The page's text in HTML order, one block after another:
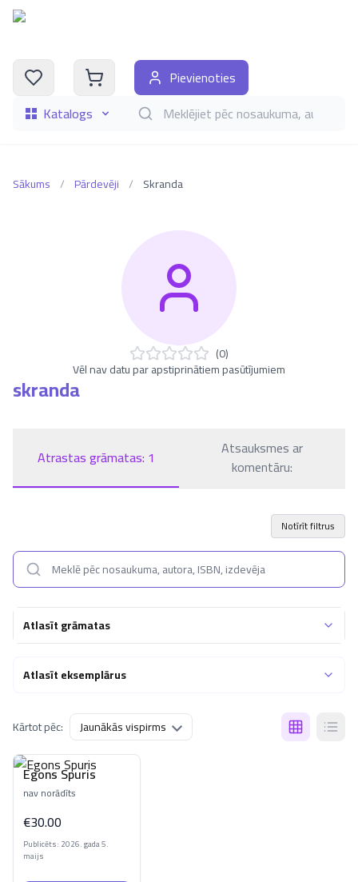
Katalogs Meklēt grāmatas pēc nosaukuma, autora,
Pievienoties
Sākums / Pārdevēji / Skranda
(0)
Vēl nav datu par apstiprinātiem pasūtījumiem
skranda
Atrastas grāmatas: 1
Atsauksmes ar
komentāru:
Notīrīt filtrus
Atlasīt grāmatas
Atlasīt eksemplārus
Kārtot pēc:
Egons Spuris
nav norādīts
€30.00
Publicēts: 2026. gada 5.
maijs